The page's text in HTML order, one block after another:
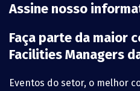
Assine nosso
Faça parte da maior
Facilities Managers
Eventos do setor, o melhor